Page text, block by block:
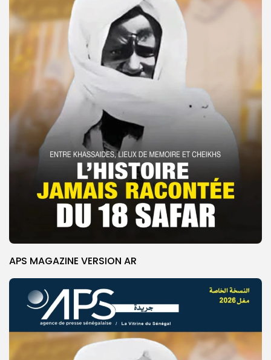
APS MAGAZINE VERSION AR